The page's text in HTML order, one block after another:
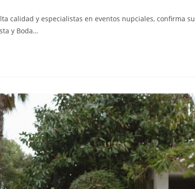
calidad y especialistas en eventos nupciales, confirma su
y Boda…